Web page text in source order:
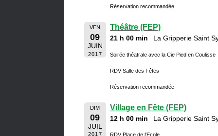
Réservation recommandée
VEN
09
JUIN
2017
Théâtre (FEP)
21 h 00 min La Gripperie Saint
Soirée théatrale avec la Cie Pied en Coulisse
RDV Salle des Fêtes
Réservation recommandée
DIM
09
JUIL
2017
Village en Fête (FEP)
12 h 00 min La Gripperie Saint
RDV Place de l'Ecole